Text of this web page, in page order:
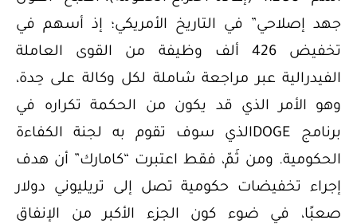
جهد إصلاحي” في التاريخ الأمريكي؛ إذ أسهم في
تخفيض 426 ألف وظيفة من القوى العاملة
الفيدرالية عبر مراجعة شاملة لكل وكالة على حِدة،
وهو الأمر الذي قد يكون من الحكمة تكراره في
برنامج DOGEالذي سوف تقوم به لجنة الكفاءة
الحكومية. ومن ثَمّ، فقط اعتبرت “كامارك” أن هدف
إجراء تخفيضات حكومية تصل إلى تريليوني دولار
صعبًا، في ضوء كون الجزء الأكبر من الإنفاق